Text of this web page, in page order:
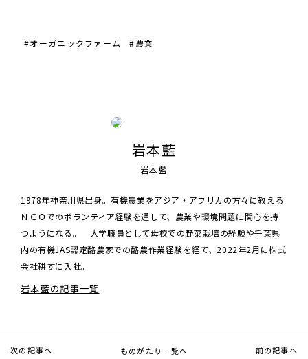
#オーガニックファーム #農業
岩本藍
岩本藍
1978年神奈川県出身。有機農業をアジア・アフリカの方々に教える
ＮＧＯでのボランティア経験を通して、農業や環境問題に関心を持
つようになる。 大学職員として母校での野菜栽培の経験や千葉県
内の有機JAS認定酪農家での酪農作業経験を経て、2022年2月に株式
会社耕すに入社。
岩本藍の記事一覧
次の記事へ ものがたり一覧へ 前の記事へ